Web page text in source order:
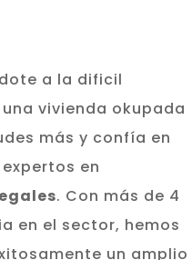
a la dificil
vivienda okupada
más y confía en
en
. Con más de 4
en el sector, hemos
un amplio